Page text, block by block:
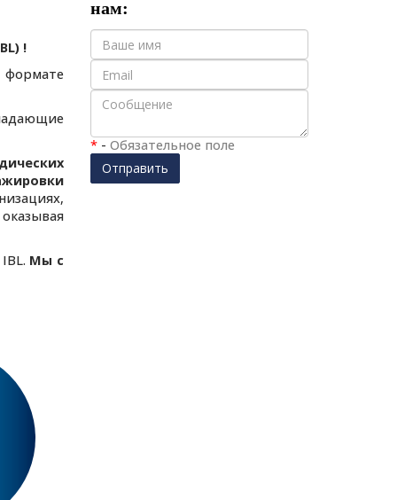
!
формате
Мы с
нам:
* - Обязательное поле
Отправить